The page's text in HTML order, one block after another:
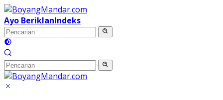
Langsung
ke
konten
Ayo BeriklanIndeks